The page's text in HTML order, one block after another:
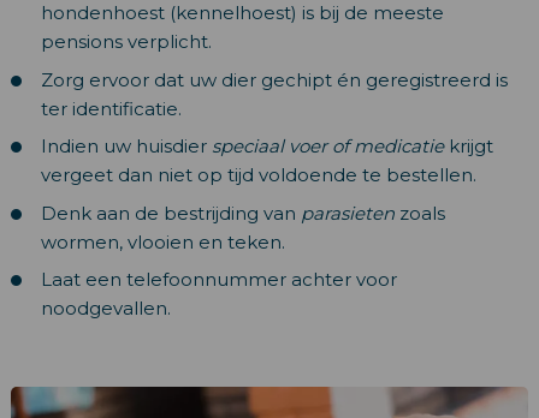
hondenhoest (kennelhoest) is bij de meeste
pensions verplicht.
Zorg ervoor dat uw dier gechipt én geregistreerd is
ter identificatie.
Indien uw huisdier speciaal voer of medicatiekrijgt
vergeet dan niet op tijd voldoende te bestellen.
Denk aan de bestrijding van parasietenzoals
wormen, vlooien en teken.
Laat een telefoonnummer achter voor
noodgevallen.